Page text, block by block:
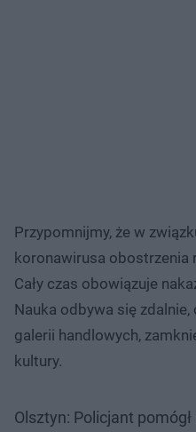
Przypomnijmy, że w
koronawirusa obostrzenia
Cały czas obowiązuje
Nauka odbywa się
galerii handlowych,
kultury.
Olsztyn: Policjant